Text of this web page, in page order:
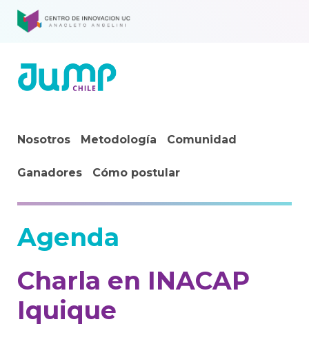
Nosotros Metodología Comunidad
Ganadores Cómo postular
Agenda
Charla en INACAP
Iquique